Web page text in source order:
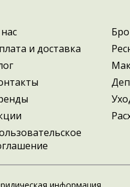
и доставка